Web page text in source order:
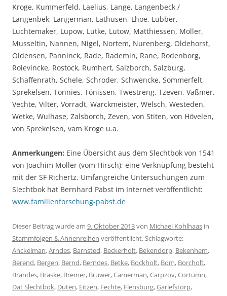
Kroge, Kummerfeld, Laelius, Lange, Langenbeck /
Langenbek, Langerman, Lathusen, Lhoe, Lubber,
Luchtemaker, Lupow, Lutke, Lutow, Matthiessen, Moller,
Musseltin, Nannen, Nigel, Nortem, Nurenberg, Oldehorst,
Oldensen, Panninck, Rade, Rademin, Rane, Rodenborg,
Rolevincke, Rostock, Rumhert, Salzborch, Salzburg,
Schaffenrath, Schele, Schroder, Schwencke, Sommerfelt,
Sprekelsen, Tonnies, Tönissen, Twestreng, Tzeven, Vaßmer,
Vechte, Vilter, Vorradt, Warckmeister, Welsch, Westeden,
Wetke, Wulhase, Zalsborch, Zeven, von Stiten, von Hövelen,
von Sprekelsen, vam Kroge u.a.
Anmerkungen: Eine Übersicht aus dem Slechtbok von 1541
von Joachim Moller (vom Hirsch); eine Verknüpfung besteht
mit der SF Richertz. Umfangreiche Untersuchungen zum
Slechtbok hat Bernhard Pabst im Internet veröffentlicht:
www.familienforschung-pabst.de
Dieser Beitrag wurde am 9. Oktober 2013von Michael Kohlhaas in
Stammfolgen & Ahnenreihen veröffentlicht. Schlagworte:
Anckelman,Arndes, Barnsted, Beckerholt, Bekendorp, Bekenhem,
Berend, Bergen, Bernd, Berndes, Betke, Bockholt, Bom, Borcholt,
Brandes, Braske, Bremer, Bruwer,Camerman,Carpzov,Cortumn,
Dat Slechtbok, Duten, Eitzen, Fechte, Flensburg,Garlefstorp,